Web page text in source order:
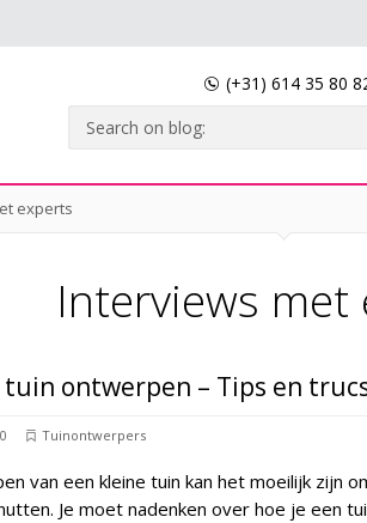
(+31) 614 35 80
experts
Interviews met
tuin ontwerpen – Tips en
0 Tuinontwerpers
van een kleine tuin kan het moeilijk zijn
Je moet nadenken over hoe je een